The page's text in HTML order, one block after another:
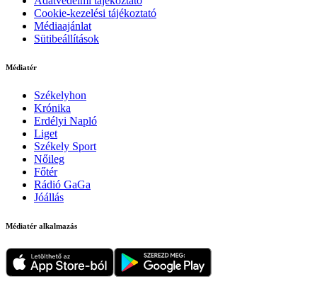
Cookie-kezelési tájékoztató
Médiaajánlat
Sütibeállítások
Médiatér
Székelyhon
Krónika
Erdélyi Napló
Liget
Székely Sport
Nőileg
Főtér
Rádió GaGa
Jóállás
Médiatér alkalmazás